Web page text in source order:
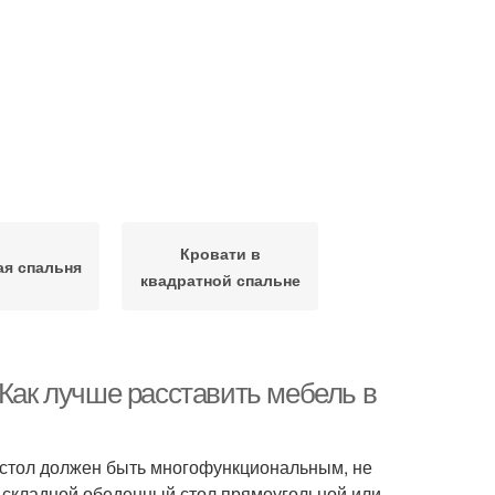
спальня
Кровати в
квадратной спальне
лучше расставить мебель в
должен быть многофункциональным, не